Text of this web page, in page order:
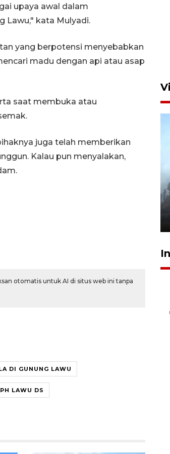
upaya awal dalam
Lawu," kata Mulyadi.
yang berpotensi menyebabkan
madu dengan api atau asap
saat membuka atau
juga telah memberikan
Kalau pun menyalakan,
otomatis untuk AI di situs web ini tanpa
DI GUNUNG LAWU
LAWU DS
Gerakan Pasar Murah di
Agustus 2026 18:40